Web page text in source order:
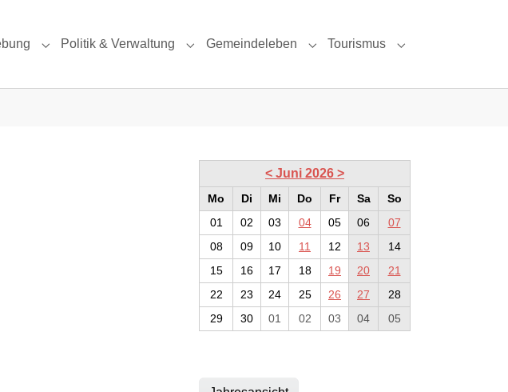
Submenu for "Ort & Umgebung"
Politik & Verwaltung
Submenu for "Politik & Verwaltung"
Gemeindeleben
Submenu for "Gemeindeleben"
Tourismus
Submenu for
< Juni 2026 >
Mo Di Mi Do Fr Sa
So
01
02 03 04 05 06
07
08
09 10 11 12 13
14
15
16 17 18 19 20
21
22
23 24 25 26 27
28
29
30 01 02 03 04 05